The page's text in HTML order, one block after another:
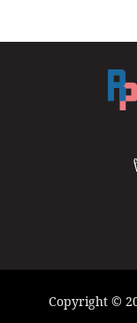
Copyright ©